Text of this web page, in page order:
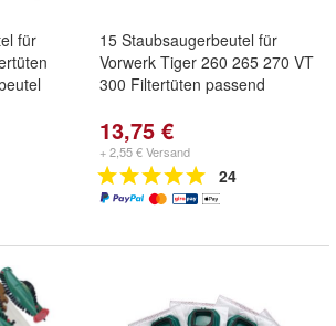
für
15 Staubsaugerbeutel für
Vorwerk Tiger 260 265 270 VT
300 Filtertüten passend
13,75 €
+ 2,55 € Versand
24